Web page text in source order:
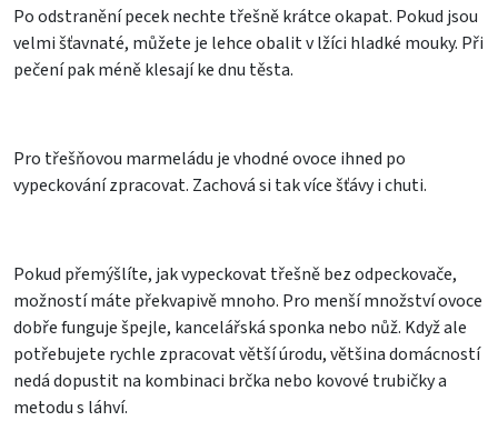
Po odstranění pecek nechte třešně krátce okapat. Pokud jsou
velmi šťavnaté, můžete je lehce obalit v lžíci hladké mouky. Při
pečení pak méně klesají ke dnu těsta.
Pro třešňovou marmeládu je vhodné ovoce ihned po
vypeckování zpracovat. Zachová si tak více šťávy i chuti.
Pokud přemýšlíte, jak vypeckovat třešně bez odpeckovače,
možností máte překvapivě mnoho. Pro menší množství ovoce
dobře funguje špejle, kancelářská sponka nebo nůž. Když ale
potřebujete rychle zpracovat větší úrodu, většina domácností
nedá dopustit na kombinaci brčka nebo kovové trubičky a
metodu s láhví.